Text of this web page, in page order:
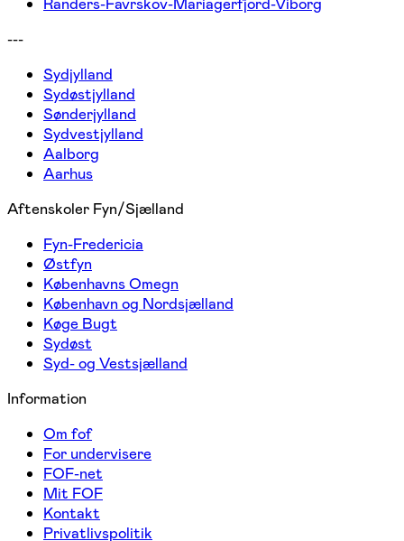
---
Sydjylland
Sydøstjylland
Sønderjylland
Sydvestjylland
Aalborg
Aarhus
Aftenskoler Fyn/Sjælland
Fyn-Fredericia
Østfyn
Københavns Omegn
København og Nordsjælland
Køge Bugt
Sydøst
Syd- og Vestsjælland
Information
Om fof
For undervisere
FOF-net
Mit FOF
Kontakt
Privatlivspolitik